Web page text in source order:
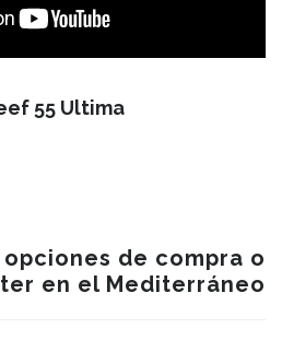
55 Ultima
de compra o
en el Mediterráneo